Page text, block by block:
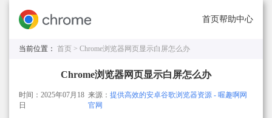
首页帮助中心
当前位置： 首页 > Chrome浏览器网页显示白屏怎么办
Chrome浏览器网页显示白屏怎么办
时间：2025年07月18
日
来源：提供高效的安卓谷歌浏览器资源 - 喔趣啊网
官网